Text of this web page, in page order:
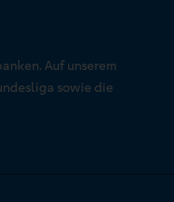
Auf unserem
sowie die